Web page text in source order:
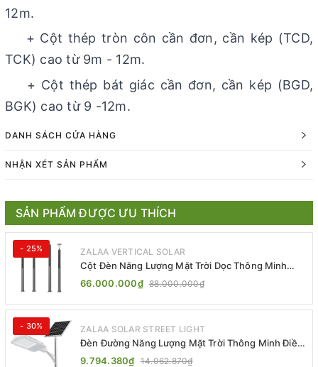
12m.
+ Cột thép tròn côn cần đơn, cần kép (TCD,
TCK) cao từ 9m - 12m.
+ Cột thép bát giác cần đơn, cần kép (BGD,
BGK) cao từ 9 -12m.
DANH SÁCH CỬA HÀNG
NHẬN XÉT SẢN PHẨM
SẢN PHẨM ĐƯỢC ƯU THÍCH
- 25% ZALAA VERTICAL SOLAR
Cột Đèn Năng Lượng Mặt Trời Dọc Thông Minh
ZSR-YYDS-360 | ZALAA Jsc
66.000.000₫ 88.000.000₫
- 30% ZALAA SOLAR STREET LIGHT
Đèn Đường Năng Lượng Mặt Trời Thông Minh Điều
Khiển MPPT ZL-GMX01 ZALAA
9.794.380₫ 14.062.870₫